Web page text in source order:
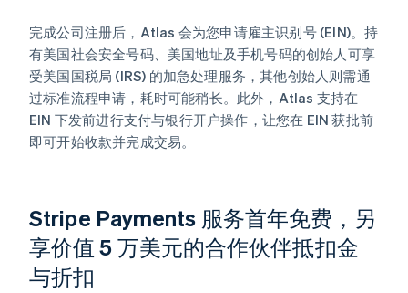
完成公司注册后，Atlas 会为您申请雇主识别号 (EIN)。持
有美国社会安全号码、美国地址及手机号码的创始人可享
受美国国税局 (IRS) 的加急处理服务，其他创始人则需通
过标准流程申请，耗时可能稍长。此外，Atlas 支持在
EIN 下发前进行支付与银行开户操作，让您在 EIN 获批前
即可开始收款并完成交易。
Stripe Payments 服务首年免费，另
享价值 5 万美元的合作伙伴抵扣金
与折扣